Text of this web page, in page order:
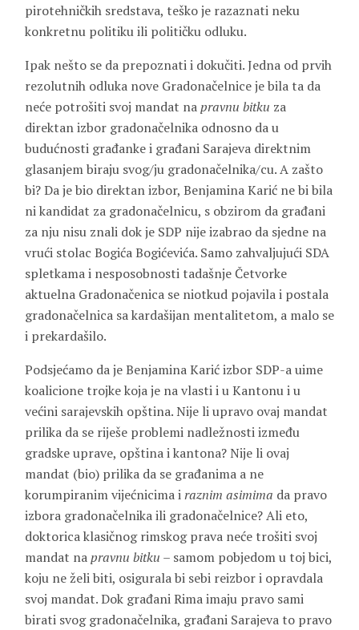
pirotehničkih sredstava, teško je razaznati neku
konkretnu politiku ili političku odluku.
Ipak nešto se da prepoznati i dokučiti. Jedna od prvih
rezolutnih odluka nove Gradonačelnice je bila ta da
neće potrošiti svoj mandat napravnu bitku za
direktan izbor gradonačelnika odnosno da u
budućnosti građanke i građani Sarajeva direktnim
glasanjem biraju svog/ju gradonačelnika/cu. A zašto
bi? Da je bio direktan izbor, Benjamina Karić ne bi bila
ni kandidat za gradonačelnicu, s obzirom da građani
za nju nisu znali dok je SDP nije izabrao da sjedne na
vrući stolac Bogića Bogićevića. Samo zahvaljujući SDA
spletkama i nesposobnosti tadašnje Četvorke
aktuelna Gradonačenica se niotkud pojavila i postala
gradonačelnica sa kardašijan mentalitetom, a malo se
i prekardašilo.
Podsjećamo da je Benjamina Karić izbor SDP-a uime
koalicione trojke koja je na vlasti i u Kantonu i u
većini sarajevskih opština. Nije li upravo ovaj mandat
prilika da se riješe problemi nadležnosti između
gradske uprave, opština i kantona? Nije li ovaj
mandat (bio) prilika da se građanima a ne
korumpiranim vijećnicima iraznim asimima da pravo
izbora gradonačelnika ili gradonačelnice? Ali eto,
doktorica klasičnog rimskog prava neće trošiti svoj
mandat napravnu bitku – samom pobjedom u toj bici,
koju ne želi biti, osigurala bi sebi reizbor i opravdala
svoj mandat. Dok građani Rima imaju pravo sami
birati svog gradonačelnika, građani Sarajeva to pravo